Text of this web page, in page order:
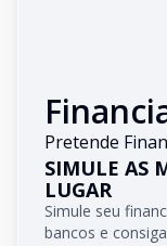
Pretende
SIMULE AS
LUGAR
Simule seu
bancos e